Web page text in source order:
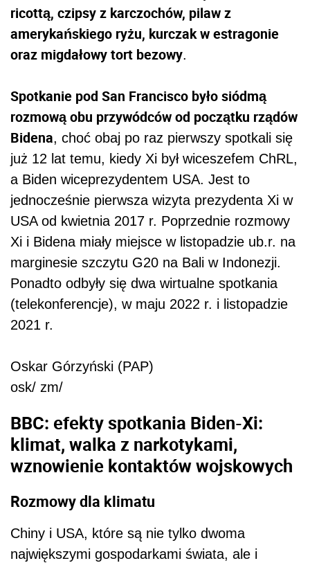
ricottą, czipsy z karczochów, pilaw z
amerykańskiego ryżu, kurczak w estragonie
oraz migdałowy tort bezowy.
Spotkanie pod San Francisco było siódmą
rozmową obu przywódców od początku rządów
Bidena, choć obaj po raz pierwszy spotkali się
już 12 lat temu, kiedy Xi był wiceszefem ChRL,
a Biden wiceprezydentem USA. Jest to
jednocześnie pierwsza wizyta prezydenta Xi w
USA od kwietnia 2017 r. Poprzednie rozmowy
Xi i Bidena miały miejsce w listopadzie ub.r. na
marginesie szczytu G20 na Bali w Indonezji.
Ponadto odbyły się dwa wirtualne spotkania
(telekonferencje), w maju 2022 r. i listopadzie
2021 r.
Oskar Górzyński (PAP)
osk/ zm/
BBC: efekty spotkania Biden-Xi:
klimat, walka z narkotykami,
wznowienie kontaktów wojskowych
Rozmowy dla klimatu
Chiny i USA, które są nie tylko dwoma
największymi gospodarkami świata, ale i